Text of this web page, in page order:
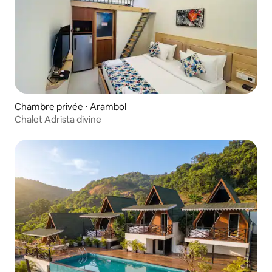
Chambre privée ⋅ Arambol
Chalet Adrista divine